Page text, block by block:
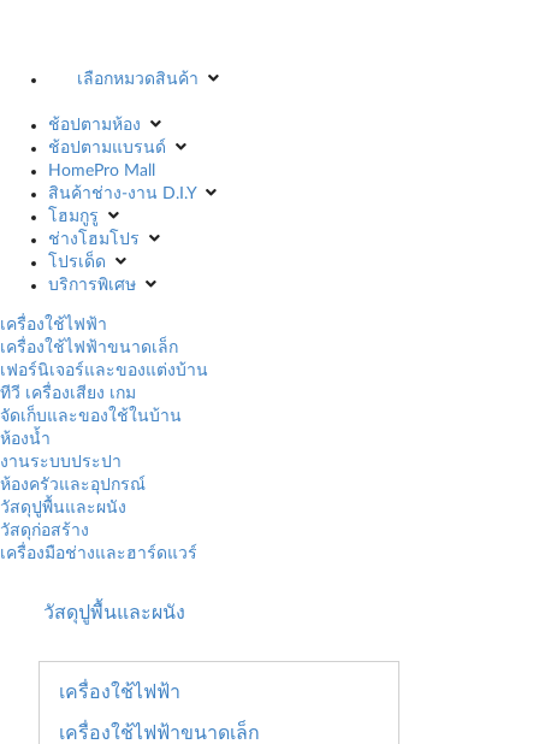
เลือกหมวดสินค้า
ช้อปตามห้อง
ช้อปตามแบรนด์
HomePro Mall
สินค้าช่าง-งาน D.I.Y
โฮมกูรู
ช่างโฮมโปร
โปรเด็ด
บริการพิเศษ
เครื่องใช้ไฟฟ้า
เครื่องใช้ไฟฟ้าขนาดเล็ก
เฟอร์นิเจอร์และของแต่งบ้าน
ทีวี เครื่องเสียง เกม
จัดเก็บและของใช้ในบ้าน
ห้องน้ำ
งานระบบประปา
ห้องครัวและอุปกรณ์
วัสดุปูพื้นและผนัง
วัสดุก่อสร้าง
เครื่องมือช่างและฮาร์ดแวร์
วัสดุปูพื้นและผนัง
เครื่องใช้ไฟฟ้า
เครื่องใช้ไฟฟ้าขนาดเล็ก